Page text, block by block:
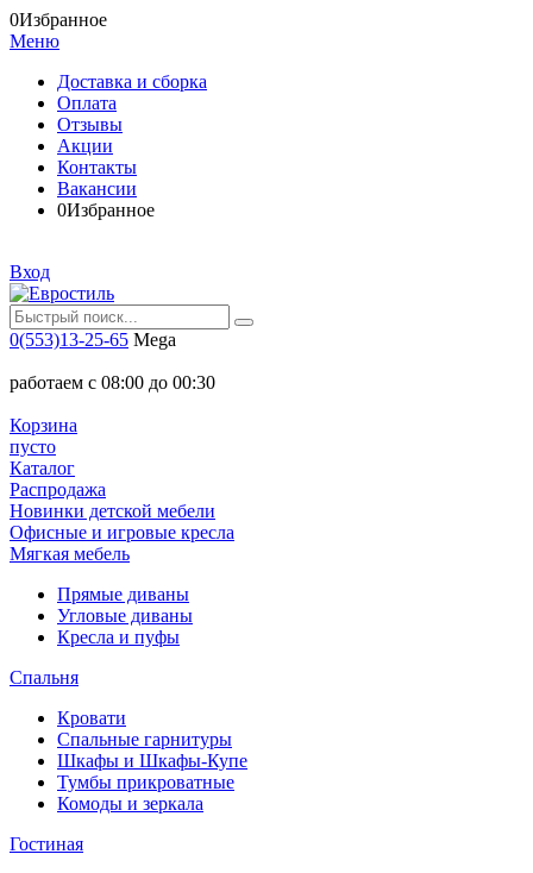
0Избранное
Меню
Доставка и сборка
Оплата
Отзывы
Акции
Контакты
Вакансии
0Избранное
Вход
0(553)13-25-65 Mega
работаем с 08:00 до 00:30
Корзина
пусто
Каталог
Распродажа
Новинки детской мебели
Офисные и игровые кресла
Мягкая мебель
Прямые диваны
Угловые диваны
Кресла и пуфы
Спальня
Кровати
Спальные гарнитуры
Шкафы и Шкафы-Купе
Тумбы прикроватные
Комоды и зеркала
Гостиная